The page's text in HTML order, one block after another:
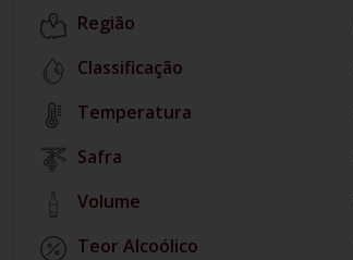
Região
Classificação
Temperatura
Safra
Volume
Teor Alcoólico